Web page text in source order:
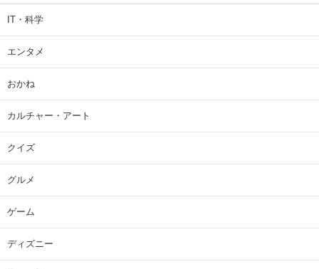
IT・科学
エンタメ
おかね
カルチャー・アート
クイズ
グルメ
ゲーム
ディズニー